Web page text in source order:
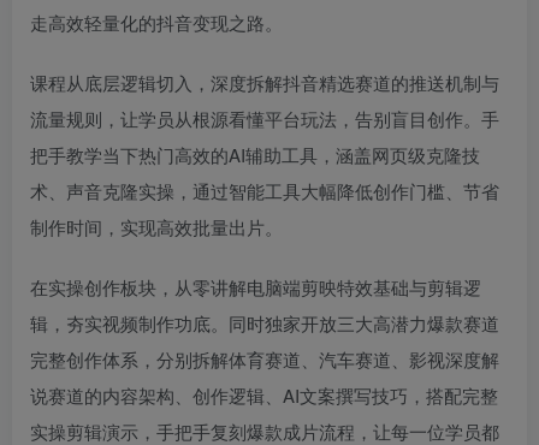
走高效轻量化的抖音变现之路。
课程从底层逻辑切入，深度拆解抖音精选赛道的推送机制与
流量规则，让学员从根源看懂平台玩法，告别盲目创作。手
把手教学当下热门高效的AI辅助工具，涵盖网页级克隆技
术、声音克隆实操，通过智能工具大幅降低创作门槛、节省
制作时间，实现高效批量出片。
在实操创作板块，从零讲解电脑端剪映特效基础与剪辑逻
辑，夯实视频制作功底。同时独家开放三大高潜力爆款赛道
完整创作体系，分别拆解体育赛道、汽车赛道、影视深度解
说赛道的内容架构、创作逻辑、AI文案撰写技巧，搭配完整
实操剪辑演示，手把手复刻爆款成片流程，让每一位学员都